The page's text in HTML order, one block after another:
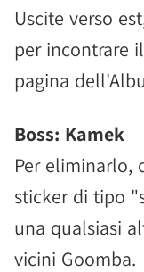
Uscite verso
per incontrare
pagina
Boss: Kamek
Per eliminarlo,
sticker di tipo
una qualsiasi
vicini Goomba.